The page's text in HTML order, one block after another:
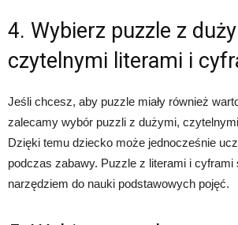
4. Wybierz puzzle z
czytelnymi literami i
Jeśli chcesz, aby puzzle miały również
zalecamy wybór puzzli z dużymi,
Dzięki temu dziecko może jednocześnie
podczas zabawy. Puzzle z literami i cyframi
narzędziem do nauki podstawowych pojęć.